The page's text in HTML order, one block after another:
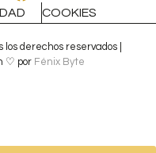
COOKIES
derechos reservados |
♡ por Fénix Byte